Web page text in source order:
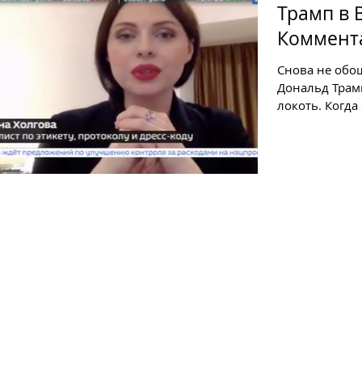
Трамп в
Снова не
Дональд
локоть. Когда они шли от вертолёта во дворец,